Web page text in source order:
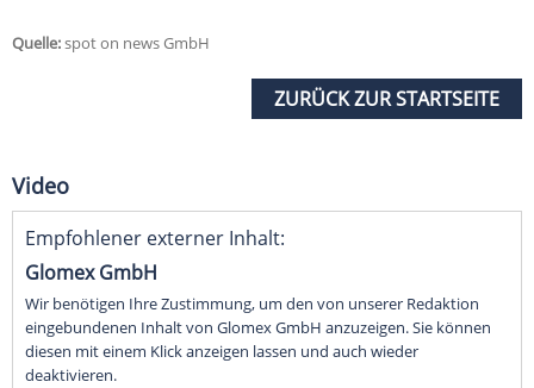
Quelle:spot on news GmbH
ZURÜCK ZUR STARTSEITE
Video
Empfohlener externer Inhalt:
Glomex GmbH
Wir benötigen Ihre Zustimmung, um den von unserer Redaktion
eingebundenen Inhalt von Glomex GmbH anzuzeigen. Sie können
diesen mit einem Klick anzeigen lassen und auch wieder
deaktivieren.